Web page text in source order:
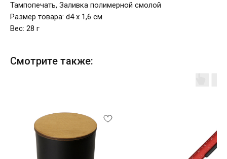
Тампопечать, Заливка полимерной смолой
Размер товара: d4 х 1,6 см
Вес: 28 г
Смотрите также: